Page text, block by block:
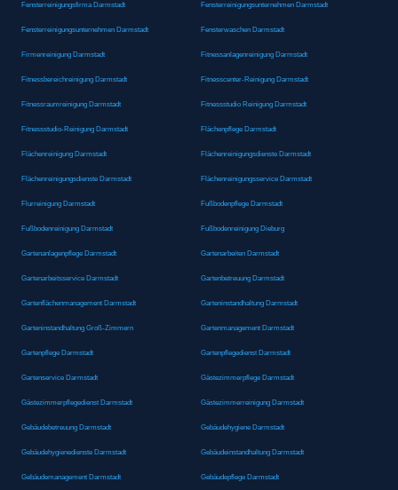
Fensterreinigungsfirma Darmstadt Fensterreinigungsunternehmen Darmstadt
Fensterreinigungsunternehmen Darmstadt Fensterwaschen Darmstadt
Firmenreinigung Darmstadt Fitnessanlagenreinigung Darmstadt
Fitnessbereichreinigung Darmstadt Fitnesscenter-Reinigung Darmstadt
Fitnessraumreinigung Darmstadt Fitnessstudio Reinigung Darmstadt
Fitnessstudio-Reinigung Darmstadt Flächenpflege Darmstadt
Flächenreinigung Darmstadt Flächenreinigungsdienste Darmstadt
Flächenreinigungsdienste Darmstadt Flächenreinigungsservice Darmstadt
Flurreinigung Darmstadt Fußbodenpflege Darmstadt
Fußbodenreinigung Darmstadt Fußbodenreinigung Dieburg
Gartenanlagenpflege Darmstadt Gartenarbeiten Darmstadt
Gartenarbeitsservice Darmstadt Gartenbetreuung Darmstadt
Gartenflächenmanagement Darmstadt Garteninstandhaltung Darmstadt
Garteninstandhaltung Groß-Zimmern Gartenmanagement Darmstadt
Gartenpflege Darmstadt Gartenpflegedienst Darmstadt
Gartenservice Darmstadt Gästezimmerpflege Darmstadt
Gästezimmerpflegedienst Darmstadt Gästezimmerreinigung Darmstadt
Gebäudebetreuung Darmstadt Gebäudehygiene Darmstadt
Gebäudehygienedienste Darmstadt Gebäudeinstandhaltung Darmstadt
Gebäudemanagement Darmstadt Gebäudepflege Darmstadt